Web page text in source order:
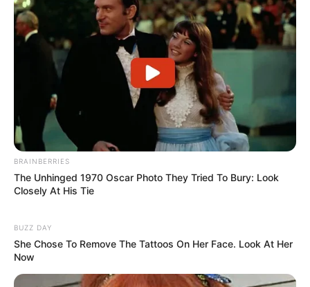
Lageplan als größere Karte zeigen.
Bilderfreigabe: Die Bilder dieser Seite dürfen unter
bestimmten Bedingungen für private und kommerzielle
Zwecke kostenlos benutzt werden. Weiteres siehe
Bilderfreigabe
Das Wissen, das die Bauern schon seit Jahrtausenden
bei der Tier- und Pflanzenzucht anwenden, hatte
mussten die Abstammungslehre ja endlich auch mal
lernen.
BRAINBERRIES
The Unhinged 1970 Oscar Photo They Tried To Bury: Look
Closely At His Tie
BUZZ DAY
She Chose To Remove The Tattoos On Her Face. Look At Her
Now